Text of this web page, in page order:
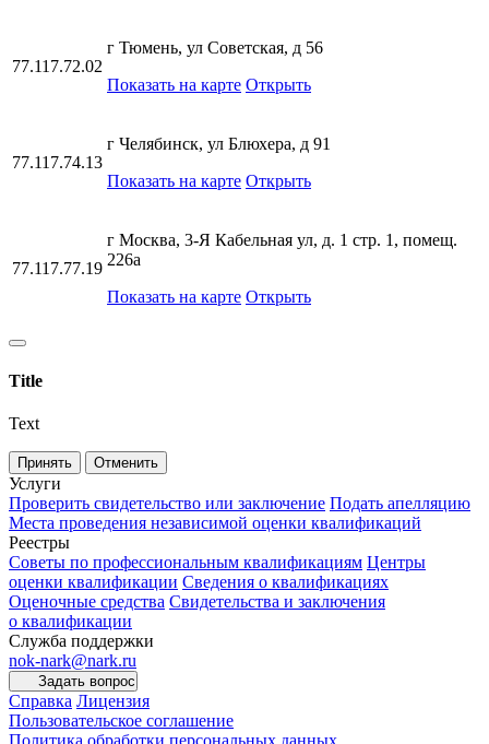
77.117.72.02
г Тюмень, ул Советская, д 56
Показать на карте Открыть
77.117.74.13
г Челябинск, ул Блюхера, д 91
Показать на карте Открыть
77.117.77.19
г Москва, 3-Я Кабельная ул, д. 1 стр. 1, помещ.
226а
Показать на карте Открыть
Title
Text
Принять Отменить
Услуги
Проверить свидетельство или заключение Подать апелляцию
Места проведения независимой оценки квалификаций
Реестры
Советы по профессиональным квалификациям Центры
оценки квалификации Сведения о квалификациях
Оценочные средства Свидетельства и заключения
о квалификации
Служба поддержки
nok-nark@nark.ru
Задать вопрос
Справка Лицензия
Пользовательское соглашение
Политика обработки персональных данных